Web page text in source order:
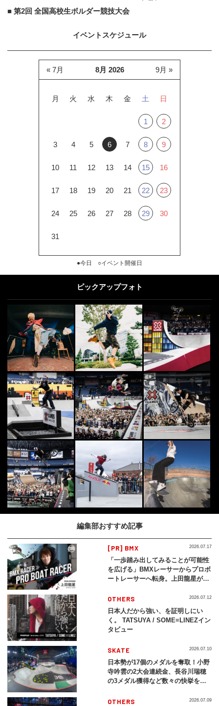
■ 第2回 全国高校生ボルダー競技大会
イベントスケジュール
8月 2026
月 火 水 木 金 土 日
1 2
3 4 5 6 7 8 9
10 11 12 13 14 15 16
17 18 19 20 21 22 23
24 25 26 27 28 29 30
31
« 7月 9月 »
●今日 ○イベント開催日
ピックアップフォト
編集部おすすめ記事
[PR] BMX
「一歩踏み出してみることが可能性
を広げる」BMXレーサーからプロボ
ートレーサーへ転身。上田龍星が体
2026.07.17
OTHERS
日本人だから強い、を証明しにい
く。 TATSUYA / SOME≡LINEZイン
タビュー
2026.07.12
SKATE
日本勢が17個のメダルを奪取！小野
寺吟雲の2大会連続金、長谷川瑞穂
の3メダル獲得など数々の快挙をプ
2026」
2026.07.10
OTHERS 2026.07.09